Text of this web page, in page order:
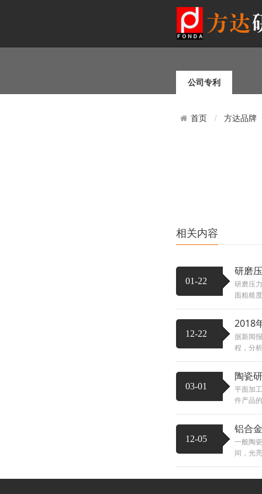
公司专利
首页 方达品牌
相关内容
01-22
研磨
研磨压
面粗糙
12-22
2018
据新闻
程，分
03-01
陶瓷
平面加
件产品
12-05
铝合
一般陶
间，光